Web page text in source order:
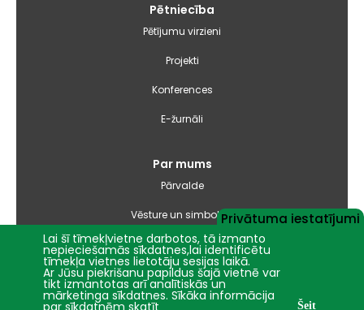
Pētniecība
Pētījumu virzieni
Projekti
Konferences
E-žurnāli
Par mums
Pārvalde
Vēsture un simbolika
Studiju virzienu pārskati un pašnovērtējuma ziņojumi
Iepirkumi
Privātuma iestatījumi
Lai šī tīmekļvietne darbotos, tā izmanto
nepieciešamās sīkdatnes,lai identificētu
tīmekļa vietnes lietotāju sesijas laikā.
Ar Jūsu piekrišanu papildus šajā vietnē var
tikt izmantotas arī analītiskās un
mārketinga sīkdatnes. Sīkāka informācija
par sīkdatnēm skatīt Šeit